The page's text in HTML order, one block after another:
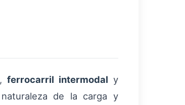
, ferrocarril intermodal y
de la carga y